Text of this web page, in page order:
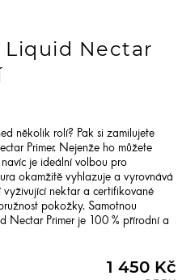
Liquid Nectar
několik rolí? Pak si zamilujete
Primer. Nejenže ho můžete
je ideální volbou pro
okamžitě vyhlazuje a vyrovnává
vyživující nektar a certifikované
pokožky. Samotnou
Nectar Primer je 100 % přírodní a
1 450 Kč